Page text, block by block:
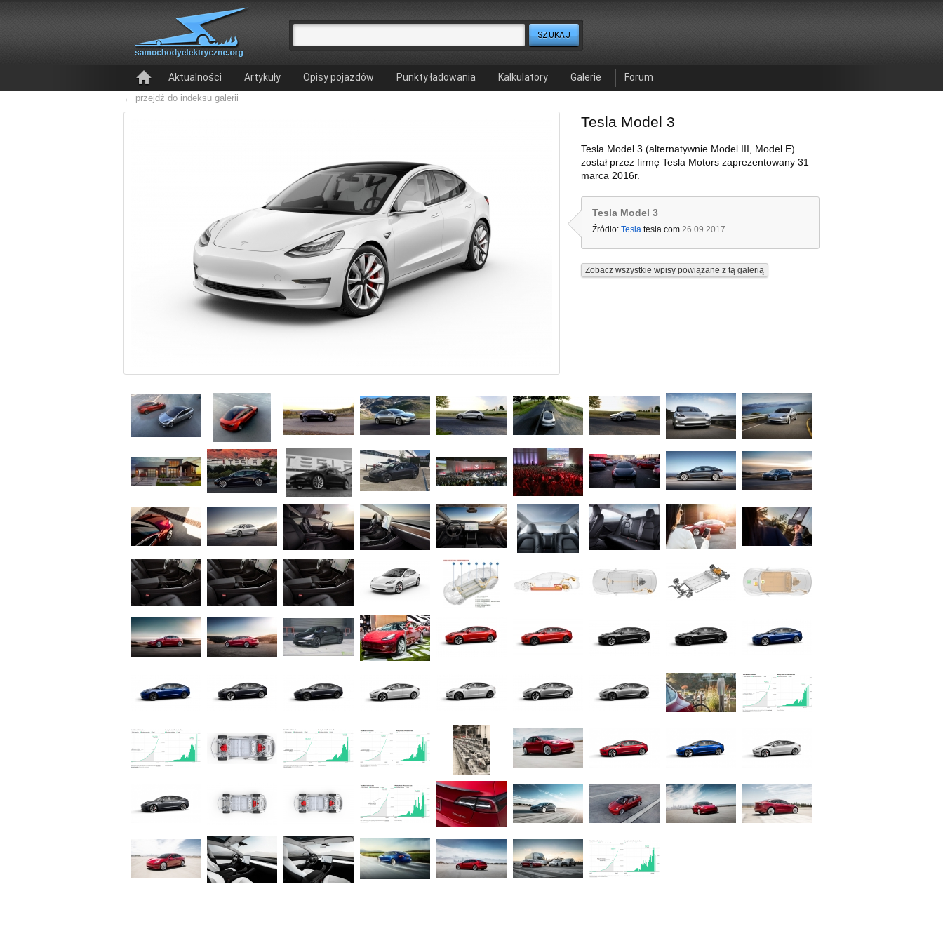
Aktualności Artykuły Opisy pojazdów Punkty ładowania Kalkulatory Galerie Forum
← przejdź do indeksu galerii
Tesla Model 3
Tesla Model 3 (alternatywnie Model III, Model E)
został przez firmę Tesla Motors zaprezentowany 31
marca 2016r.
Tesla Model 3
Źródło: Tesla tesla.com 26.09.2017
Zobacz wszystkie wpisy powiązane z tą galerią